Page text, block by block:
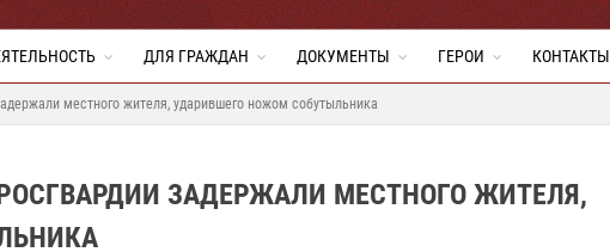
ДЛЯ ГРАЖДАН ДОКУМЕНТЫ ГЕРОИ КОНТАКТЫ
местного жителя, ударившего ножом собутыльника
ЗАДЕРЖАЛИ МЕСТНОГО ЖИТЕЛЯ,